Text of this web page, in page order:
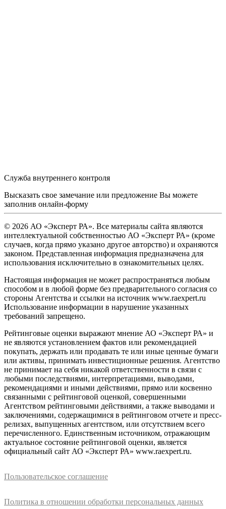
Служба внутреннего контроля
Высказать свое замечание или предложение Вы можете
заполнив онлайн-форму
© 2026 АО «Эксперт РА». Все материалы сайта являются
интеллектуальной собственностью АО «Эксперт РА» (кроме
случаев, когда прямо указано другое авторство) и охраняются
законом. Представленная информация предназначена для
использования исключительно в ознакомительных целях.
Настоящая информация не может распространяться любым
способом и в любой форме без предварительного согласия со
стороны Агентства и ссылки на источник www.raexpert.ru
Использование информации в нарушение указанных
требований запрещено.
Рейтинговые оценки выражают мнение АО «Эксперт РА» и
не являются установлением фактов или рекомендацией
покупать, держать или продавать те или иные ценные бумаги
или активы, принимать инвестиционные решения. Агентство
не принимает на себя никакой ответственности в связи с
любыми последствиями, интерпретациями, выводами,
рекомендациями и иными действиями, прямо или косвенно
связанными с рейтинговой оценкой, совершенными
Агентством рейтинговыми действиями, а также выводами и
заключениями, содержащимися в рейтинговом отчете и пресс-
релизах, выпущенных агентством, или отсутствием всего
перечисленного. Единственным источником, отражающим
актуальное состояние рейтинговой оценки, является
официальный сайт АО «Эксперт РА» www.raexpert.ru.
Пользовательское соглашение
Политика в отношении обработки персональных данных